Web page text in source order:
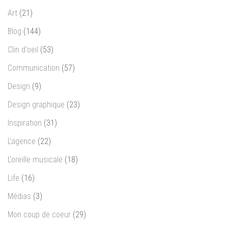
Art (21)
Blog (144)
Clin d'oeil (53)
Communication (57)
Design (9)
Design graphique (23)
Inspiration (31)
L'agence (22)
L'oreille musicale (18)
Life (16)
Médias (3)
Mon coup de coeur (29)